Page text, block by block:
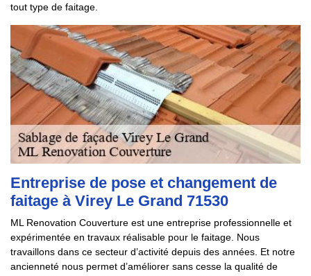
tout type de faitage.
Entreprise de pose et changement de
faitage à Virey Le Grand 71530
ML Renovation Couverture est une entreprise professionnelle et
expérimentée en travaux réalisable pour le faitage. Nous
travaillons dans ce secteur d’activité depuis des années. Et notre
ancienneté nous permet d’améliorer sans cesse la qualité de